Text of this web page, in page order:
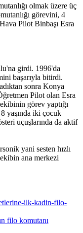
olmak üzere üç
görevini, 4
Pilot Binbaşı Esra
girdi. 1996'da
başarıyla bitirdi.
sonra Konya
Pilot olan Esra
görev yaptığı
yaşında iki çocuk
uçuşlarında da aktif
yani sesten hızlı
ana merkezi
ilk-kadin-filo-
filo komutanı